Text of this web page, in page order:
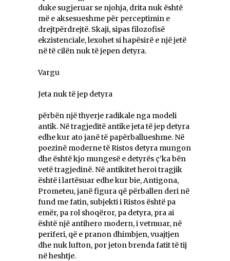
duke sugjeruar se njohja, drita nuk është
më e aksesueshme për perceptimin e
drejtpërdrejtë. Skaji, sipas filozofisë
ekzistenciale, lexohet si hapësirë e një jetë
në të cilën nuk të jepen detyra.
Vargu
Jeta nuk të jep detyra
përbën një thyerje radikale nga modeli
antik. Në tragjeditë antike jeta të jep detyra
edhe kur ato janë të papërballueshme. Në
poezinë moderne të Ristos detyra mungon
dhe është kjo mungesë e detyrës ç’ka bën
vetë tragjedinë. Në antikitet heroi tragjik
është i lartësuar edhe kur bie, Antigona,
Prometeu, janë figura që përballen deri në
fund me fatin, subjekti i Ristos është pa
emër, pa rol shoqëror, pa detyra, pra ai
është një antihero modern, i vetmuar, në
periferi, që e pranon dhimbjen, vuajtjen
dhe nuk lufton, por jeton brenda fatit të tij
në heshtje.